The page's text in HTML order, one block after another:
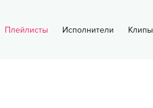
Плейлисты Исполнители Клипы